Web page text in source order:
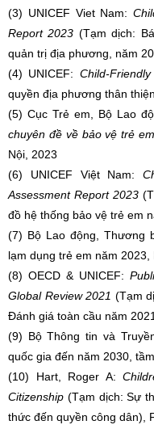
(3) UNICEF Viet Nam:
Report 2023 (Tạm dịch:
quản trị địa phương, năm
(4) UNICEF: Child-
quyền địa phương thân
(5) Cục Trẻ em, Bộ Lao
chuyên đề về bảo vệ trẻ
Nội, 2023
(6) UNICEF Việt Nam:
Assessment Report 2023
đồ hệ thống bảo vệ trẻ em
(7) Bộ Lao động, Thương
lạm dụng trẻ em năm 2023,
(8) OECD & UNICEF:
Global Review 2021 (Tạm
Đánh giá toàn cầu năm
(9) Bộ Thông tin và
quốc gia đến năm 2030,
(10) Hart, Roger A:
Citizenship (Tạm dịch: Sự
thức đến quyền công dân),